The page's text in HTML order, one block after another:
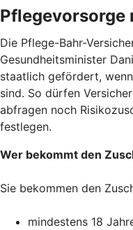
Pflegevorsorge
Die Pflege-Bahr-
Gesundheitsminister
staatlich gefördert,
sind. So dürfen
abfragen noch
festlegen.
Wer bekommt den
Sie bekommen den
mindestens 18